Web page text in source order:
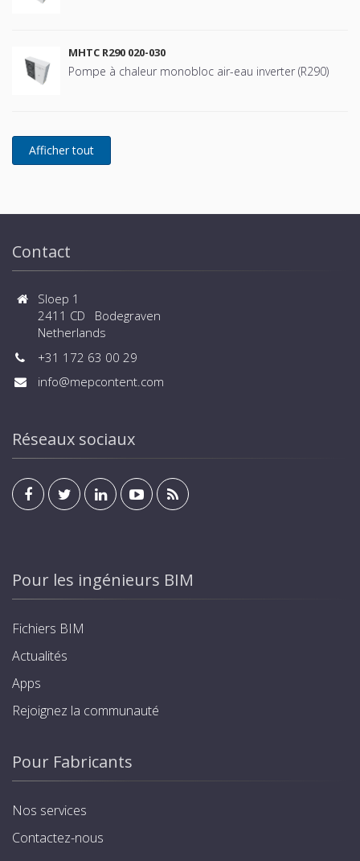
MHTC R290 020-030
Pompe à chaleur monobloc air-eau inverter (R290)
Contact
Sloep 1
2411 CD Bodegraven
Netherlands
+31 172 63 00 29
info@mepcontent.com
Réseaux sociaux
Pour les ingénieurs BIM
Fichiers BIM
Actualités
Apps
Rejoignez la communauté
Pour Fabricants
Nos services
Contactez-nous